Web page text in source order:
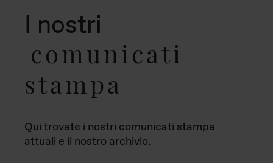
I nostri
comunicati
stampa
Qui trovate i nostri comunicati stampa
attuali e il nostro archivio.